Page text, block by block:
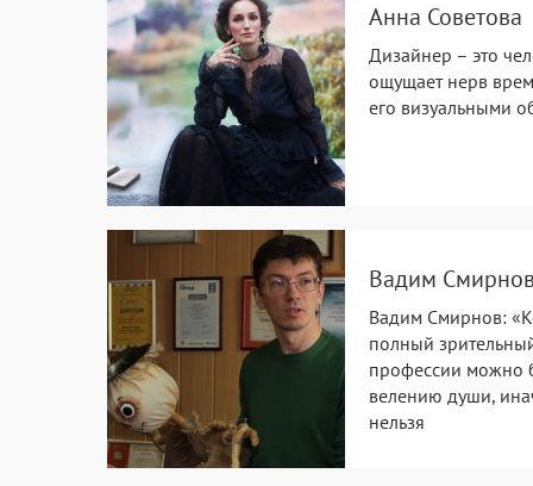
Анна Советова
Дизайнер – это
ощущает нерв
его визуальными
Вадим
Вадим Смирнов:
полный
профессии можно
велению души,
нельзя